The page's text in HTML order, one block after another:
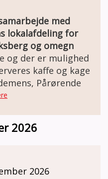
med
lokalafdeling for
og omegn
og der er mulighed
kaffe og kage
Pårørende
2026
2026